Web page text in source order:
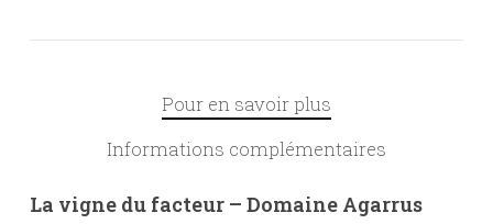
Pour en savoir plus
Informations complémentaires
La vigne du facteur – Domaine Agarrus